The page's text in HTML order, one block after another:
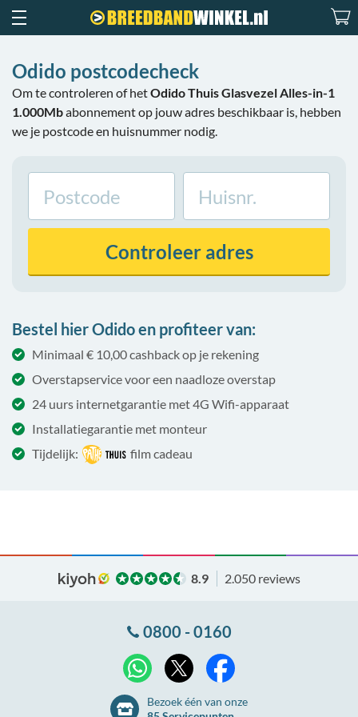
Odido postcodecheck
Om te controleren of hetOdido Thuis Glasvezel Alles-in-1
1.000Mbabonnement op jouw adres beschikbaar is, hebben
we je postcode en huisnummer nodig.
Controleeradres
Bestel hier Odido en profiteer van:
Minimaal € 10,00 cashback op je rekening
Overstapservice voor een naadloze overstap
24 uurs internetgarantie met 4G Wifi-apparaat
Installatiegarantie met monteur
Tijdelijk:
film cadeau
8.9 2.050 reviews
0800 - 0160
WhatsApp
Bezoek één van onze